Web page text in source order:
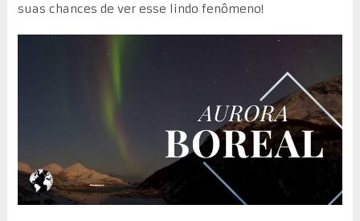
suas chances de ver esse lindo fenômeno!